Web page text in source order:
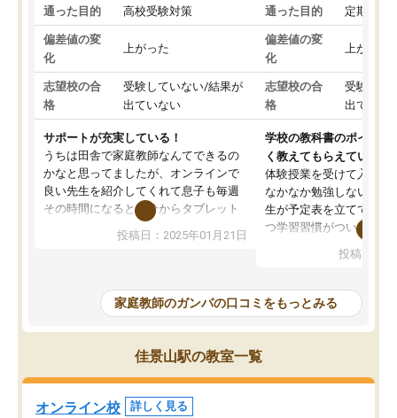
通った目的 高校受験対策
偏差値の変
化
上がった
志望校の合
格
受験していない/結果が
出ていない
サポートが充実している！
うちは田舎で家庭教師なんてできるの
かなと思ってましたが、オンラインで
良い先生を紹介してくれて息子も毎週
その時間になると自分からタブレット
を開いてzoomを繋げるようになりまし
た！5科目なんでもOKなのもとても気
めて1年ほどだった今では平均点以上の
科目が増えてきました！あと1年受験ま
であるので無料の週末教室を使用しな
がら頑張って欲しいと思います！
投稿日：2025年01月21日
通った目的 定期テス
偏差値の変
化
上がった
志望校の合
格
受験して
出ていな
学校の教科書のポイント
く教えてもらえている
体験授業を受けて入塾し
なかなか勉強しない息子
生が予定表を立ててくれ
つ学習習慣がついてきま
指導が無い日も予定表
問できるのでとても助か
投稿日：
家庭教師のガンバの口コミをもっとみる
佳景山駅の教室一覧
オンライン校 詳しく見る